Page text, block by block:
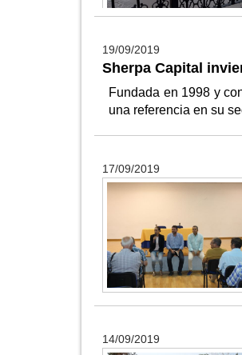
19/09/2019
Sherpa Capital
Fundada en 1998 y
una referencia en su
17/09/2019
14/09/2019